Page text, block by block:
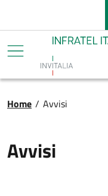
Salta al
Infratel
Briciole di pane
Home / Avvisi
Avvisi